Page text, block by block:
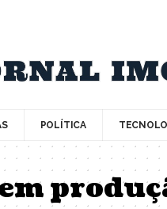
POLÍTICA